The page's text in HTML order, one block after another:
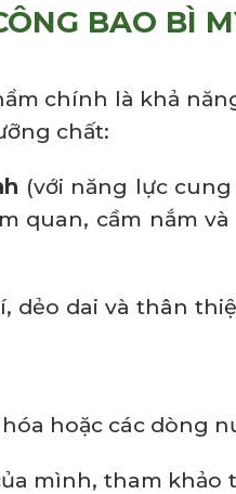
BAO BÌ
chính là khả
chất:
(với năng lực
quan, cầm nắm
dẻo dai và thân
hoặc các dòng
mình, tham khảo